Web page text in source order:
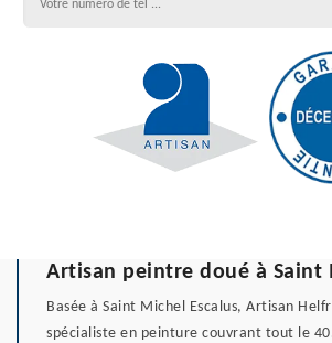
Artisan peintre doué à Saint
Basée à Saint Michel Escalus, Artisan
spécialiste en peinture couvrant tout le